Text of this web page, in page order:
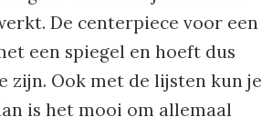
De centerpiece voor een
een spiegel en hoeft dus
Ook met de lijsten kun je
is het mooi om allemaal